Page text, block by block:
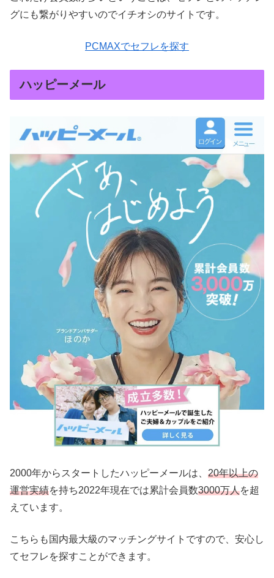
グにも繋がりやすいのでイチオシのサイトです。
PCMAXでセフレを探す
ハッピーメール
2000年からスタートしたハッピーメールは、 20年以上の
運営実績を持ち2022年現在では累計会員数3000万人を超
えています。
こちらも国内最大級のマッチングサイトですので、安心し
てセフレを探すことができます。